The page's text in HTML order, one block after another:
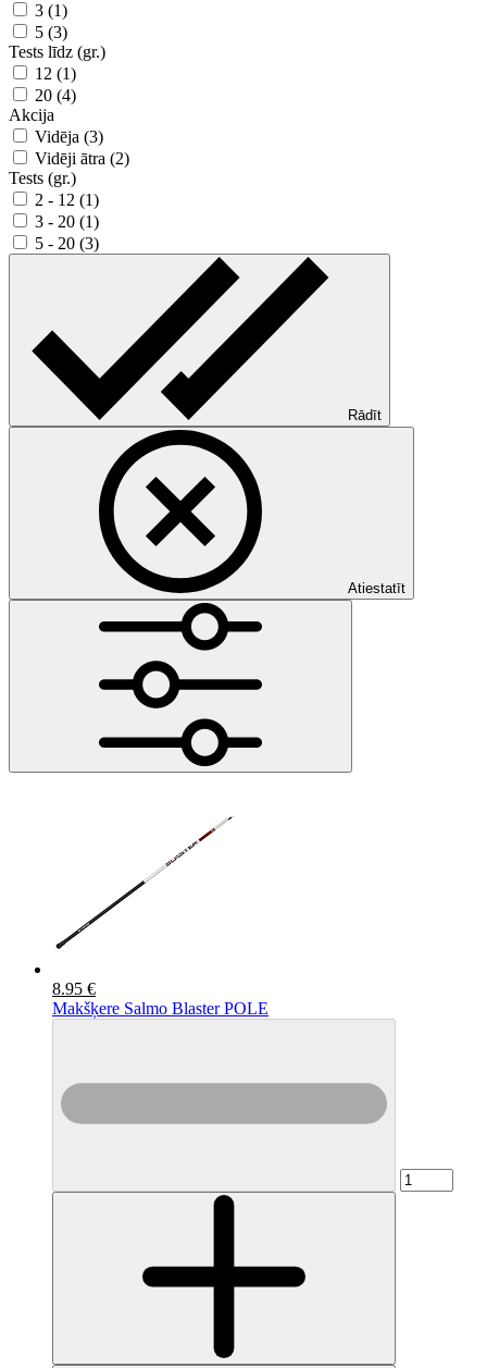
3 (1)
5 (3)
Tests līdz (gr.)
12 (1)
20 (4)
Akcija
Vidēja (3)
Vidēji ātra (2)
Tests (gr.)
2 - 12 (1)
3 - 20 (1)
5 - 20 (3)
Rādīt
Atiestatīt
8.95 €
Makšķere Salmo Blaster POLE